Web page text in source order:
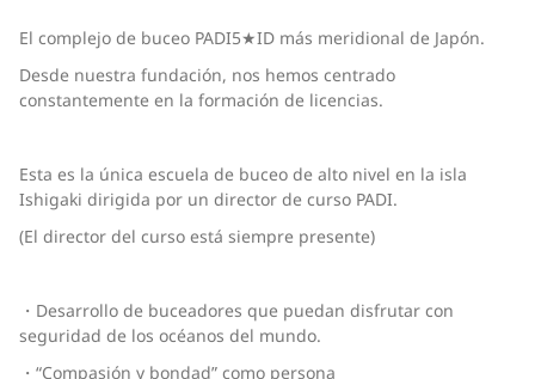
El complejo de buceo PADI5★ID más meridional de Japón.
Desde nuestra fundación, nos hemos centrado
constantemente en la formación de licencias.
Esta es la única escuela de buceo de alto nivel en la isla
Ishigaki dirigida por un director de curso PADI.
(El director del curso está siempre presente)
・Desarrollo de buceadores que puedan disfrutar con
seguridad de los océanos del mundo.
・“Compasión y bondad” como persona